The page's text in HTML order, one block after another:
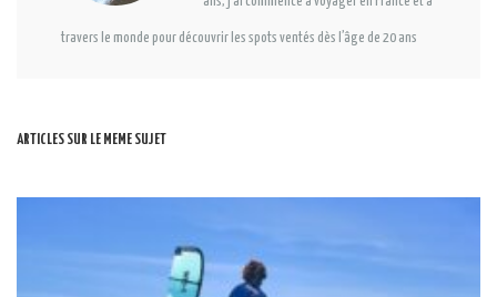
travers le monde pour découvrir les spots ventés dès l’âge de 20 ans
ARTICLES SUR LE MEME SUJET